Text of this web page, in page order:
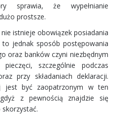
sprawia, że wypełnianie
prostsze.
istnieje obowiązek posiadania
jednak sposób postępowania
oraz banków czyni niezbędnym
szczególnie podczas
przy składaniach deklaracji.
jest być zaopatrzonym w ten
z pewnością znajdzie się